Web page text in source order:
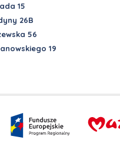
15
26B
56
19